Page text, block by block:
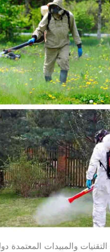
والمبيدات المعتمدة